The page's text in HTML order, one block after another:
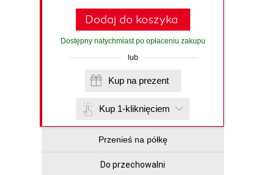
Dodaj do koszyka
Dostępny natychmiast po opłaceniu zakupu
lub
Kup na prezent
Kup 1-kliknięciem
Przenieś na półkę
Do przechowalni